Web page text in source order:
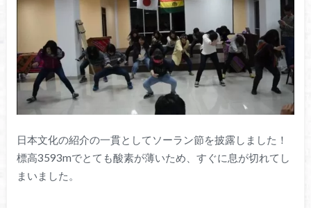
日本文化の紹介の一貫としてソーラン節を披露しました！
標高3593mでとても酸素が薄いため、すぐに息が切れてし
まいました。